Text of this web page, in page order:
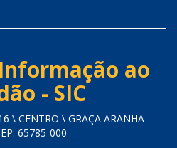
ao
- SIC
\ CENTRO \ GRAÇA ARANHA -
65785-000